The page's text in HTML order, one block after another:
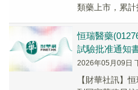
類藥上市，累計
恒瑞醫藥
試驗批准通知
2026年05月09日
【財華社訊】